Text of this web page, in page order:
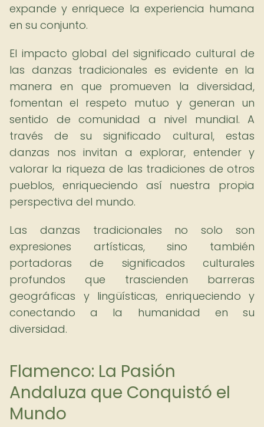
expande y enriquece la experiencia humana
en su conjunto.
El impacto global del significado cultural de
las danzas tradicionales es evidente en la
manera en que promueven la diversidad,
fomentan el respeto mutuo y generan un
sentido de comunidad a nivel mundial. A
través de su significado cultural, estas
danzas nos invitan a explorar, entender y
valorar la riqueza de las tradiciones de otros
pueblos, enriqueciendo así nuestra propia
perspectiva del mundo.
Las danzas tradicionales no solo son
expresiones artísticas, sino también
portadoras de significados culturales
profundos que trascienden barreras
geográficas y lingüísticas, enriqueciendo y
conectando a la humanidad en su
diversidad.
Flamenco: La Pasión
Andaluza que Conquistó el
Mundo